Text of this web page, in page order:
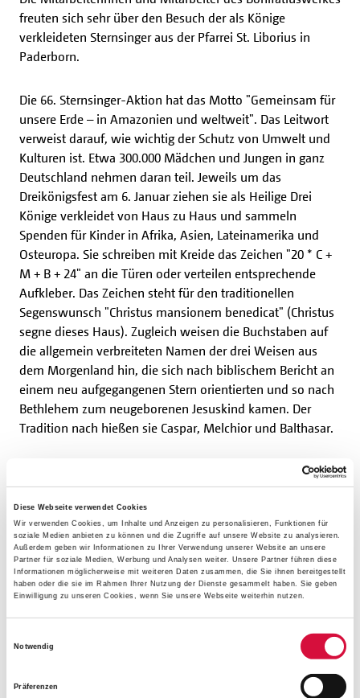
Diese Webseite verwendet Cookies
Wir verwenden Cookies, um Inhalte und Anzeigen zu personalisieren, Funktionen für
soziale Medien anbieten zu können und die Zugriffe auf unsere Website zu analysieren.
Außerdem geben wir Informationen zu Ihrer Verwendung unserer Website an unsere
Partner für soziale Medien, Werbung und Analysen weiter. Unsere Partner führen diese
Informationen möglicherweise mit weiteren Daten zusammen, die Sie ihnen bereitgestellt
haben oder die sie im Rahmen Ihrer Nutzung der Dienste gesammelt haben. Sie geben
Einwilligung zu unseren Cookies, wenn Sie unsere Webseite weiterhin nutzen.
Notwendig
Präferenzen
freuten sich sehr über den Besuch der als Könige
verkleideten Sternsinger aus der Pfarrei St. Liborius in
Paderborn.
Die 66. Sternsinger-Aktion hat das Motto "Gemeinsam für
unsere Erde – in Amazonien und weltweit". Das Leitwort
verweist darauf, wie wichtig der Schutz von Umwelt und
Kulturen ist. Etwa 300.000 Mädchen und Jungen in ganz
Deutschland nehmen daran teil. Jeweils um das
Dreikönigsfest am 6. Januar ziehen sie als Heilige Drei
Könige verkleidet von Haus zu Haus und sammeln
Spenden für Kinder in Afrika, Asien, Lateinamerika und
Osteuropa. Sie schreiben mit Kreide das Zeichen "20 * C +
M + B + 24" an die Türen oder verteilen entsprechende
Aufkleber. Das Zeichen steht für den traditionellen
Segenswunsch "Christus mansionem benedicat" (Christus
segne dieses Haus). Zugleich weisen die Buchstaben auf
die allgemein verbreiteten Namen der drei Weisen aus
dem Morgenland hin, die sich nach biblischem Bericht an
einem neu aufgegangenen Stern orientierten und so nach
Bethlehem zum neugeborenen Jesuskind kamen. Der
Tradition nach hießen sie Caspar, Melchior und Balthasar.
Seit 2015 ist das Sternsingen Unesco-Kulturerbe. Die
bundesweite Aktion gilt als die weltweit größte
Hilfsinitiative von Kindern für Kinder in Not. Träger sind
seit dem Start der Aktion im Jahr 1959 das in Aachen
ansässige Kindermissionswerk "Die Sternsinger" und der
Bund der Deutschen Katholischen Jugend (BDKJ) mit Sitz
in Düsseldorf. Seit dem Start haben die Sternsinger rund
Millionen Euro zusammen.
(bam)